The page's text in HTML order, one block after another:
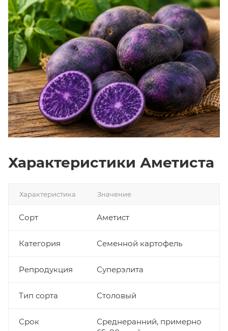
Характеристики Аметиста
Характеристика Значение
Сорт Аметист
Категория Семенной картофель
Репродукция Суперэлита
Тип сорта Столовый
Срок
Среднеранний, примерно